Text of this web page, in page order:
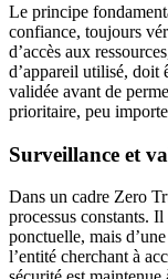
Le principe
confiance, toujours
d’accès aux
d’appareil utilisé, doit
validée avant de
prioritaire, peu
Surveillance et
Dans un cadre Zero
processus constants.
ponctuelle, mais
l’entité cherchant à